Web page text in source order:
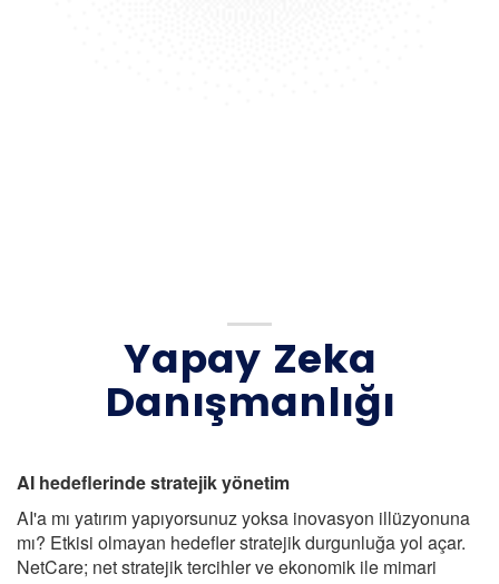
Yapay Zeka
Danışmanlığı
AI hedeflerinde stratejik yönetim
AI'a mı yatırım yapıyorsunuz yoksa inovasyon illüzyonuna
mı? Etkisi olmayan hedefler stratejik durgunluğa yol açar.
NetCare; net stratejik tercihler ve ekonomik ile mimari